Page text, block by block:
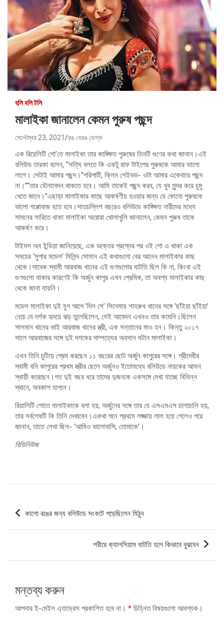
হলি বলি টলি
মালাইকা জানালেন কেমন পুরুষ পছন্দ
সেপ্টেম্বর 23, 2021 রঙ বেরঙ ডেস্ক
এক রিয়েলিটি শো’তে মালাইকা তার কাঙ্ক্ষিত পুরুষের তিনটি গুণের কথা জানান।এই
বলিউড তারকা বলেন, “সত্যি বলতে কি একটু রাফ টাইপের পুরুষকে আমার ভালো
লাগে। সেটাই আমার পছন্দ।“পরিপাটি, ক্লিন শেইভড- ওটা আমার একেবারে পছন্দ
না।”“তার যৌনাবেদন থাকতে হবে। আমি তাকেই পছন্দ করব, যে খুব সুন্দর করে চুমু
খেতে জানে।”এছাড়া মালাইকার কাছে আকর্ষণীয় হওয়ার জন্য যে কোনো পুরুষকে
ভালো গপ্পোবাজ হতে হবে।সাতচল্লিশ বছরেও বলিউডে কাঙ্ক্ষিত নারীদের মধ্যে
সামনের সারিতে থাকা মালাইকা অরোরা খোলাখুলি জানালেন, কেমন পুরুষ তাকে
আকর্ষণ করে।
টাইমস অব ইন্ডিয়া জানিয়েছে, এক ভক্তের প্রশ্নের পর ওই শো এ থাকা এক
সময়ের ‘সুপার মডেল’ মিলিন্দ সোমান এই কথাগুলো বের আনেন মালাইকার কাছ
থেকে।সাবেক স্বামী আরবাজ খানের এই গুণগুলোর ঘাটতি ছিল কি না, কিংবা এই
গুণগুলো থাকার কারণেই কি অর্জুন কাপুর এখন প্রেমিক, তা অবশ্য মালাইকার কাছ
থেকে জানা যায়নি।
মডেল মালাইকা দুই যুগ আগে ‘দিল সে’ সিনেমায় শাহরুখ খানের সঙ্গে ‘ছাঁইয়া ছাঁইয়া’
নেচে যে দর্শক হৃদয়ে ঝড় তুলেছিলেন, সেই আবেদন এখনও তার কমেনি।ছিলেন
সালমান খানের ভাই আরবাজ খানের স্ত্রী, এক সন্তানের মাও হন। কিন্তু ২০১৭
সালে আরবাজের সঙ্গে দুই দশকের দাম্পত্যের অবসান ঘটান মালাইকা।
এখন তিনি চুটিয়ে প্রেম করছেন ১১ বছরের ছোট অর্জুন কাপুরের সঙ্গে। শ্রীদেবীর
স্বামী বনি কাপুরের প্রথম স্ত্রীর ছেলে অর্জুনও ইতোমধ্যে বলিউডে নায়কের আসন
স্থায়ী করেছেন।গত দুই বছর ধরে তাদের দুজনকে একসঙ্গে দেখা যাচ্ছে বিভিন্ন
স্থানে, অবকাশ যাপনে।
রিয়ালিটি শোতে মালাইকাকে বলা হয়, অর্জুনের সঙ্গে তার যে এসএমএস চালাচালি হয়,
তার সর্বশেষটি কি তিনি দেখাবেন।একথা শুনে প্রথমে লজ্জায় লাল হয়ে গেলেও পরে
জানান, তাতে লেখা ছিল- ‘আমিও ভালোবাসি, তোমাকে’।
বিডিনিউজ
পোস্ট
কালো রঙের জন্য বলিউডে সংকটে পড়েছিলেন মিঠুন
শরীরে ক্যালসিয়াম ঘাটতি হলে কিভাবে বুঝবেন
মন্তব্য করুন
আপনার ই-মেইল এ্যাড্রেস প্রকাশিত হবে না। * চিহ্নিত বিষয়গুলো আবশ্যক।